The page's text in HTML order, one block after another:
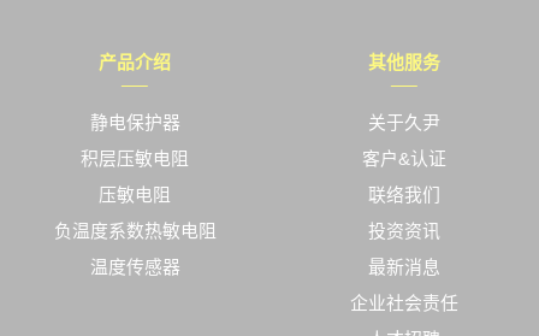
产品介绍
静电保护器
积层压敏电阻
压敏电阻
负温度系数热敏电阻
温度传感器
其他服务
关于久尹
客户&认证
联络我们
投资资讯
最新消息
企业社会责任